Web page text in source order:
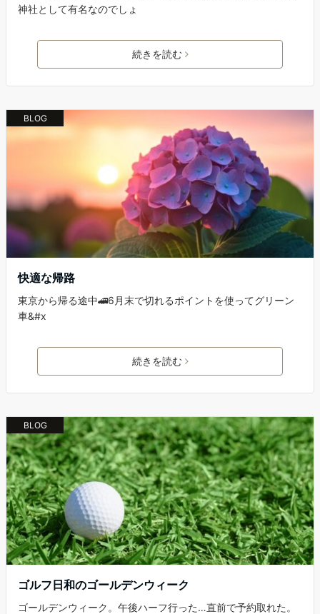
神社として有名なのでしょ
続きを読む
BLOG
快適な帰路
東京から帰る途中🚄6月末で切れるポイントを使ってグリーン
車&#x
続きを読む
BLOG
ゴルフ日和のゴールデンウィーク
ゴールデンウィーク。午後ハーフ行った…直前で予約取れた。